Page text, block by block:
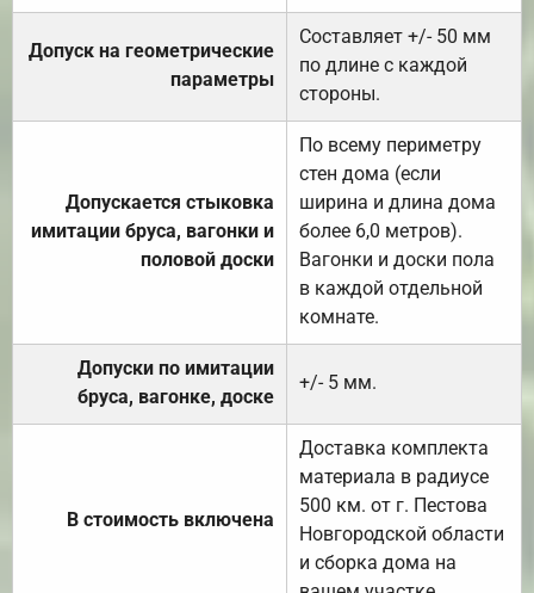
Допуск на геометрические
параметры
Составляет +/- 50 мм
по длине с каждой
стороны.
Допускается стыковка
имитации бруса, вагонки и
половой доски
По всему периметру
стен дома (если
ширина и длина дома
более 6,0 метров).
Вагонки и доски пола
в каждой отдельной
комнате.
Допуски по имитации
бруса, вагонке, доске
+/- 5 мм.
В стоимость включена
Доставка комплекта
материала в радиусе
500 км. от г. Пестова
Новгородской области
и сборка дома на